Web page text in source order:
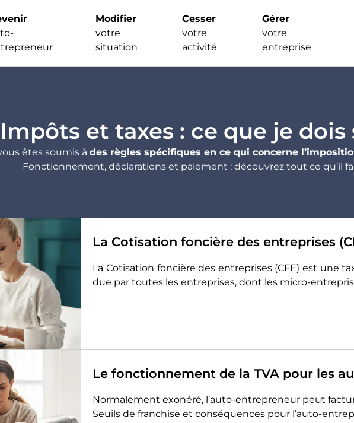
Modifier
votre
situation
Cesser
votre
activité
Gérer
votre
entreprise
Impôts et taxes : ce que je dois
êtes soumis à des règles spécifiques en ce qui concerne
Fonctionnement, déclarations et paiement : découvrez tout ce qu’il
La Cotisation foncière des entreprises
La Cotisation foncière des entreprises (CFE) est une
due par toutes les entreprises, dont les micro-
Le fonctionnement de la TVA pour les
Normalement exonéré, l’auto-entrepreneur peut
Seuils de franchise et conséquences pour l’auto-